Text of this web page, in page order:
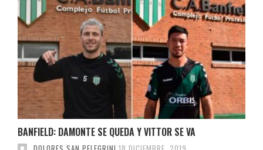
BANFIELD: DAMONTE SE QUEDA Y VITTOR SE VA